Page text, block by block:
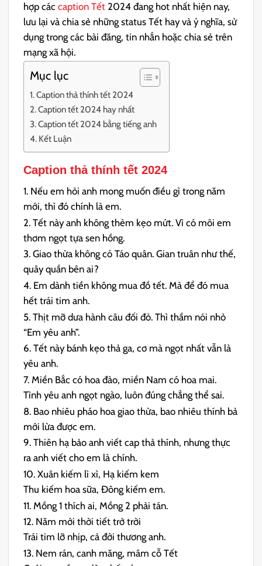
hợp cáccaption Tết 2024 đang hot nhất hiện nay,
lưu lại và chia sẻ những status Tết hay và ý nghĩa, sử
dụng trong các bài đăng, tin nhắn hoặc chia sẻ trên
mạng xã hội.
Mục lục
Caption thả thính tết 2024
Caption tết 2024 hay nhất
Caption tết 2024 bằng tiếng anh
Kết Luận
Caption thả thính tết 2024
1. Nếu em hỏi anh mong muốn điều gì trong năm
mới, thì đó chính là em.
2. Tết này anh không thèm kẹo mứt. Vì có môi em
thơm ngọt tựa sen hồng.
3. Giao thừa không có Táo quân. Gian truân như thế,
quây quần bên ai?
4. Em dành tiền không mua đồ tết. Mà để đó mua
hết trái tim anh.
5. Thịt mỡ dưa hành câu đối đỏ. Thì thầm nói nhỏ
“Em yêu anh”.
6. Tết này bánh kẹo thả ga, cơ mà ngọt nhất vẫn là
yêu anh.
7. Miền Bắc có hoa đào, miền Nam có hoa mai.
Tình yêu anh ngọt ngào, luôn đúng chẳng thể sai.
8. Bao nhiêu pháo hoa giao thừa, bao nhiêu thính bả
mới lừa được em.
9. Thiên hạ bảo anh viết cap thả thính, nhưng thực
ra anh viết cho em là chính.
10. Xuân kiếm lì xì, Hạ kiếm kem
Thu kiếm hoa sữa, Đông kiếm em.
11. Mồng 1 thích ai, Mồng 2 phải tán.
12. Năm mới thời tiết trở trời
Trái tim lỡ nhịp, cả đời thương anh.
13. Nem rán, canh măng, mâm cỗ Tết